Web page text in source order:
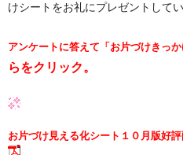
けシートをお礼にプレゼントしてい
アンケートに答えて「お片づけきっ
らをクリック。
お片づけ見える化シート１０月版好評